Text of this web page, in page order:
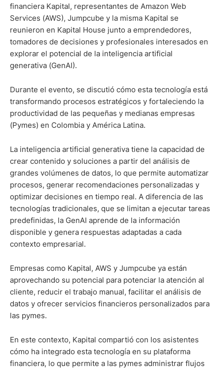
financiera Kapital, representantes de Amazon Web
Services (AWS), Jumpcube y la misma Kapital se
reunieron en Kapital House junto a emprendedores,
tomadores de decisiones y profesionales interesados en
explorar el potencial de la inteligencia artificial
generativa (GenAI).
Durante el evento, se discutió cómo esta tecnología está
transformando procesos estratégicos y fortaleciendo la
productividad de las pequeñas y medianas empresas
(Pymes) en Colombia y América Latina.
La inteligencia artificial generativa tiene la capacidad de
crear contenido y soluciones a partir del análisis de
grandes volúmenes de datos, lo que permite automatizar
procesos, generar recomendaciones personalizadas y
optimizar decisiones en tiempo real. A diferencia de las
tecnologías tradicionales, que se limitan a ejecutar tareas
predefinidas, la GenAI aprende de la información
disponible y genera respuestas adaptadas a cada
contexto empresarial.
Empresas como Kapital, AWS y Jumpcube ya están
aprovechando su potencial para potenciar la atención al
cliente, reducir el trabajo manual, facilitar el análisis de
datos y ofrecer servicios financieros personalizados para
las pymes.
En este contexto, Kapital compartió con los asistentes
cómo ha integrado esta tecnología en su plataforma
financiera, lo que permite a las pymes administrar flujos